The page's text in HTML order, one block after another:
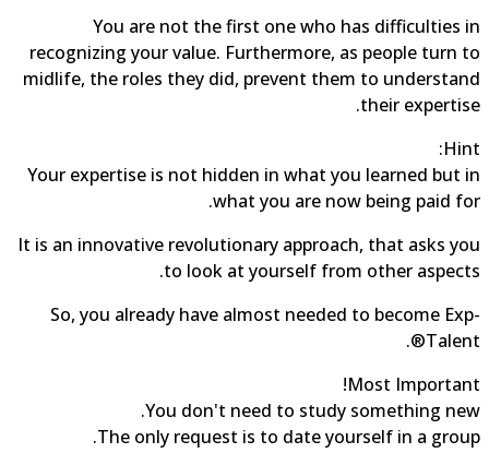
You are not the first one who has difficulties in
recognizing your value. Furthermore, as people turn to
midlife, the roles they did, prevent them to understand
their expertise.
Hint:
Your expertise is not hidden in what you learned but in
what you are now being paid for.
It is an innovative revolutionary approach, that asks you
to look at yourself from other aspects.
So, you already have almost needed to become Exp-
Talent®.
Most Important!
You don't need to study something new.
The only request is to date yourself in a group.